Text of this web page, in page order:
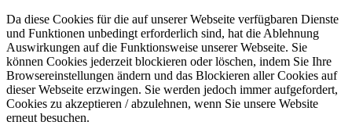
Da diese Cookies für die auf unserer Webseite verfügbaren Dienste
und Funktionen unbedingt erforderlich sind, hat die Ablehnung
Auswirkungen auf die Funktionsweise unserer Webseite. Sie
können Cookies jederzeit blockieren oder löschen, indem Sie Ihre
Browsereinstellungen ändern und das Blockieren aller Cookies auf
dieser Webseite erzwingen. Sie werden jedoch immer aufgefordert,
Cookies zu akzeptieren / abzulehnen, wenn Sie unsere Website
erneut besuchen.